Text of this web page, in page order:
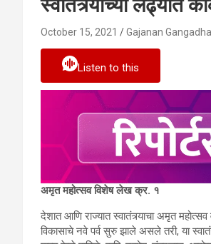
स्वातंत्र्याच्या लढ्यात
October 15, 2021 Gajanan
Listen to this
अमृत महोत्सव विशेष लेख क्र. १
देशात आणि राज्यात स्वातंत्र्याचा अमृत
विकासाचे नवे पर्व सुरु झाले असले तरी, या